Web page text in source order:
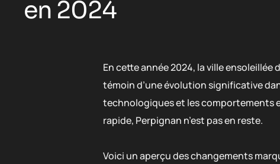
en 2024
En cette année 2024, la ville ensoleillée
témoin d’une évolution significative
technologiques et les comportements
rapide, Perpignan n’est pas en reste.
Voici un aperçu des changements